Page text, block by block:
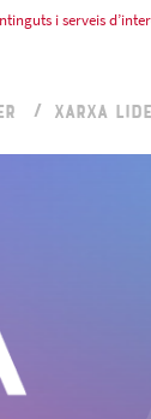
i serveis
XARXA